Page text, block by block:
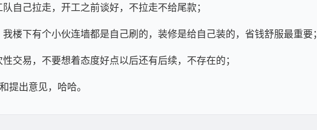
自己拉走，开工之前谈好，不拉走不给尾款；
楼下有个小伙连墙都是自己刷的，装修是给自己装的，省钱舒服最重要；
交易，不要想着态度好点以后还有后续，不存在的；
提出意见，哈哈。